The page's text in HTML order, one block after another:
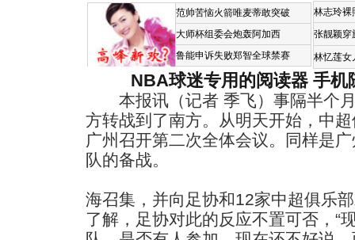
范帅苦恼火箭唯麦蒂敢突破
大师杯组委会炮轰阿加西
鲁能申诉失败郑智全球禁赛
林志玲裸
张靓颖穿
林忆莲女
NBA球迷专用的阅读器 手机
本报讯（记者 季飞）事隔半个月
方转战到了南方。从明天开始，中
广州召开第二次全体会议。同样是
队的备战。
海召集，并向足协和12家中超俱乐
了解，足协对此的反应不置可否，“